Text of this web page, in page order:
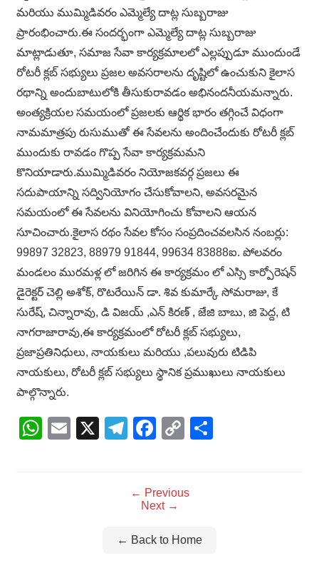
మరియు ముమ్మిడివరం ఎమ్మెల్యే దాట్ల సుబ్బరాజు
ప్రారంభించారు.ఈ సందర్భంగా ఎమ్మెల్యే దాట్ల సుబ్బరాజు
మాట్లాడుతూ, సమాజ సేవా కార్యక్రమాలలో ఎల్లప్పుడూ ముందుండే
రోటరీ క్లబ్ సభ్యులు ప్రజల అవసరాలను దృష్టిలో ఉంచుకుని కైలాస
రథాన్ని అందుబాటులోకి తీసుకురావడం అభినందనీయమన్నారు.
అంత్యక్రియల సమయంలో ప్రజలకు ఆర్థిక భారం తగ్గించే విధంగా
నామమాత్రపు రుసుముతో ఈ సేవలను అందించేందుకు రోటరీ క్లబ్
ముందుకు రావడం గొప్ప సేవా కార్యక్రమమని
కొనియాడారు.ముమ్మిడివరం నియోజకవర్గ ప్రజలు ఈ
సదుపాయాన్ని సద్వినియోగం చేసుకోవాలని, అవసరమైన
సమయంలో ఈ సేవలను వినియోగించు కోవాలని ఆయన
సూచించారు.కైలాస రథం సేవల కోసం సంప్రదించవలసిన నంబర్లు:
99897 32823, 88979 91844, 99634 83888ఐ. పోలవరం
మండలం మురమళ్ల లో జరిగిన ఈ కార్యక్రమం లో ఎస్సి కార్పోరెషన్
డైరెక్టర్ చెల్లి అశోక్, రొటరేయిన్ డా. శివ కుమార్కే సోమరాజు, కే
సురేష్, చిన్నారావు, డి విజయ్ ,ఎన్ కిరణ్ , జేజి బాబు, జి పెద్ద, టి
నాగరాజారావు,ఈ కార్యక్రమంలో రోటరీ క్లబ్ సభ్యులు,
ప్రజాప్రతినిధులు, నాయకులు మరియు ,పలువురు టిడిపి
నాయకులు, రోటరీ క్లబ్ సభ్యులు స్థానిక ప్రముఖులు నాయకులు
పాల్గొన్నారు.
WhatsApp
Email
X Telegram
Facebook
Copy
← Previous
Next →
← Back to Home